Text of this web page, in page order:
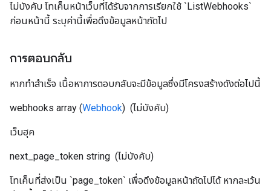
ไม่บังคับ โทเค็นหน้าเว็บที่ได้รับจากการเรียกใช้ `ListWebhooks`
ก่อนหน้านี้ ระบุค่านี้เพื่อดึงข้อมูลหน้าถัดไป
การตอบกลับ
หากทำสำเร็จ เนื้อหาการตอบกลับจะมีข้อมูลซึ่งมีโครงสร้างดังต่อไปนี้
webhooks array (Webhook) (ไม่บังคับ)
เว็บฮุค
next_page_token string (ไม่บังคับ)
โทเค็นที่ส่งเป็น `page_token` เพื่อดึงข้อมูลหน้าถัดไปได้ หากละเว้น